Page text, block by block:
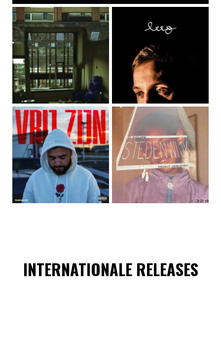
INTERNATIONALE RELEASES